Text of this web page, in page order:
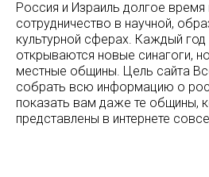
Россия и Израиль долгое
сотрудничество в научной,
культурной сферах. Каждый
открываются новые синагоги,
местные общины. Цель сайта
собрать всю информацию о
показать вам даже те общины,
представлены в интернете